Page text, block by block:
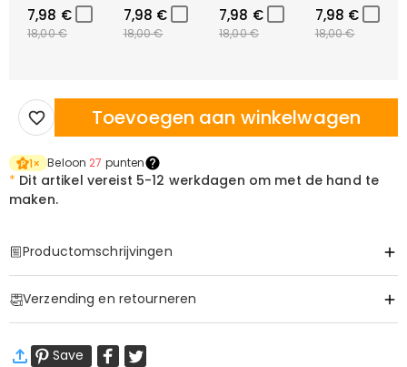
7,98 €
18,00 €
7,98 €
18,00 €
7,98 €
18,00 €
7,98 €
18,00 €
Toevoegen aan winkelwagen
1× Beloon 27 punten
* Dit artikel vereist 5-12 werkdagen om met de hand te
maken.
Productomschrijvingen
Verzending en retourneren
Wij willen dat u zich comfortabel en zeker voelt tijdens het
Save